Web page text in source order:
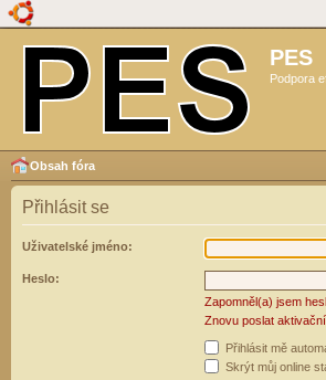
PES
Podpora
Obsah fóra
Přihlásit se
Uživatelské jméno:
Heslo:
Zapomněl(a) jsem
Znovu poslat
Přihlásit mě
Skrýt můj online